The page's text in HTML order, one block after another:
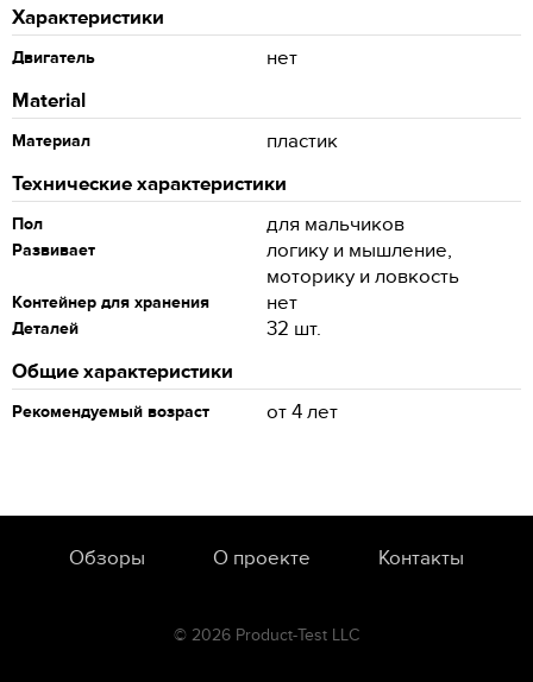
Характеристики
Двигатель
нет
Material
Материал
пластик
Технические характеристики
Пол для мальчиков
Развивает
логику и мышление,
моторику и ловкость
Контейнер для хранения нет
Деталей
32 шт.
Общие характеристики
Рекомендуемый возраст от 4 лет
Обзоры О проекте Контакты
© 2026 Product-Test LLC